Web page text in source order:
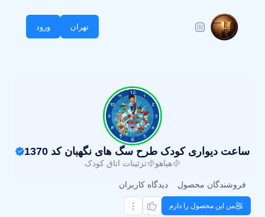
تهران ورود
ساعت دیواری کودک طرح سگ های نگهبان کد 1370
هیاهو تزئینات اتاق کودک
فروشندگان محصول دیدگاه کاربران
من این محصول را دارم